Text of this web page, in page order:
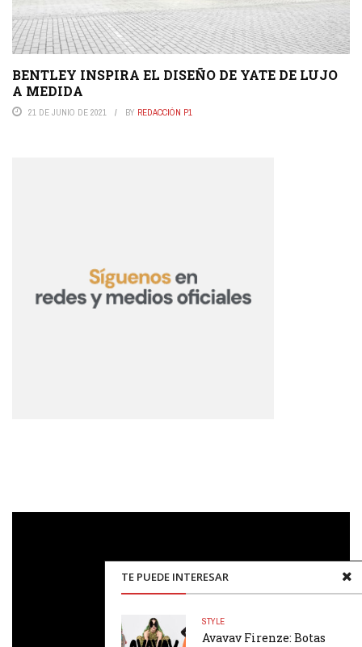
BENTLEY INSPIRA EL DISEÑO DE YATE DE LUJO
A MEDIDA
21 DE JUNIO DE 2021 BY REDACCIÓN P1
TE PUEDE INTERESAR
STYLE
Avavav Firenze: Botas